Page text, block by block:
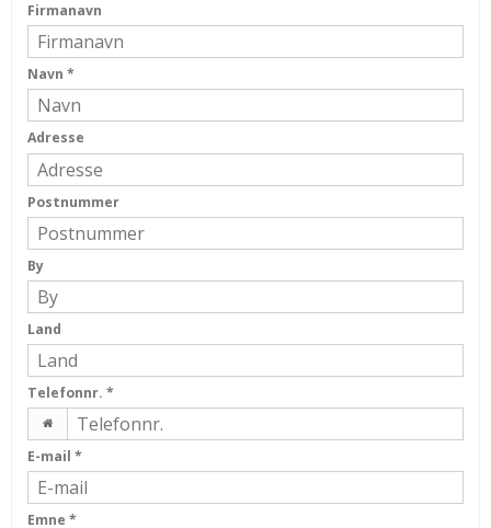
Firmanavn
Navn *
Adresse
Postnummer
By
Land
Telefonnr. *
E-mail *
Emne *